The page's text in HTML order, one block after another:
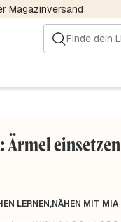
Magazinversand
Ärmel einsetzen
LERNEN,NÄHEN MIT MIA